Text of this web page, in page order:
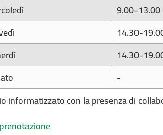
9.00-
14.30-
14.30-
-
informatizzato con la presenza di